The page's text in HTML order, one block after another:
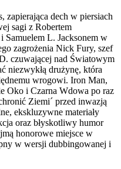
zapierająca dech w piersiach
sagi z Robertem
Samuelem L. Jacksonem w
zagrożenia Nick Fury, szef
czuwającej nad Światowym
niezwykłą drużynę, która
wrogowi. Iron Man,
Oko i Czarna Wdowa po raz
Ziemi´ przed inwazją
ekskluzywne materiały
oraz błyskotliwy humor
honorowe miejsce w
w wersji dubbingowanej i